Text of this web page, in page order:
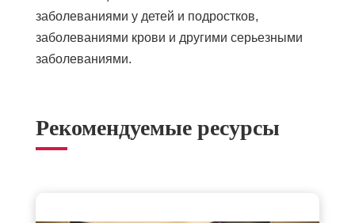
заболеваниями у детей и подростков,
заболеваниями крови и другими серьезными
заболеваниями.
Рекомендуемые ресурсы